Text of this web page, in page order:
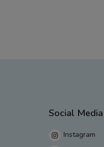
Social Media
Instagram